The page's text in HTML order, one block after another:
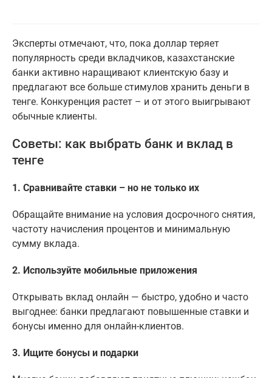
Эксперты отмечают, что, пока доллар теряет
популярность среди вкладчиков, казахстанские
банки активно наращивают клиентскую базу и
предлагают все больше стимулов хранить деньги в
тенге. Конкуренция растет – и от этого выигрывают
обычные клиенты.
Советы: как выбрать банк и вклад в
тенге
1. Сравнивайте ставки – но не только их
Обращайте внимание на условия досрочного снятия,
частоту начисления процентов и минимальную
сумму вклада.
2. Используйте мобильные приложения
Открывать вклад онлайн — быстро, удобно и часто
выгоднее: банки предлагают повышенные ставки и
бонусы именно для онлайн-клиентов.
3. Ищите бонусы и подарки